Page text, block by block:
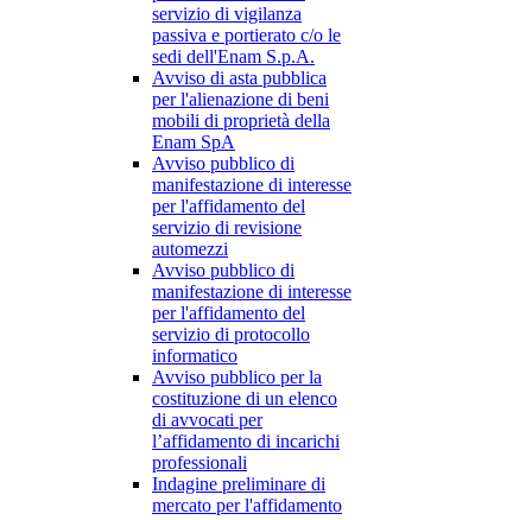
servizio di vigilanza
passiva e portierato c/o le
sedi dell'Enam S.p.A.
Avviso di asta pubblica
per l'alienazione di beni
mobili di proprietà della
Enam SpA
Avviso pubblico di
manifestazione di interesse
per l'affidamento del
servizio di revisione
automezzi
Avviso pubblico di
manifestazione di interesse
per l'affidamento del
servizio di protocollo
informatico
Avviso pubblico per la
costituzione di un elenco
di avvocati per
l’affidamento di incarichi
professionali
Indagine preliminare di
mercato per l'affidamento